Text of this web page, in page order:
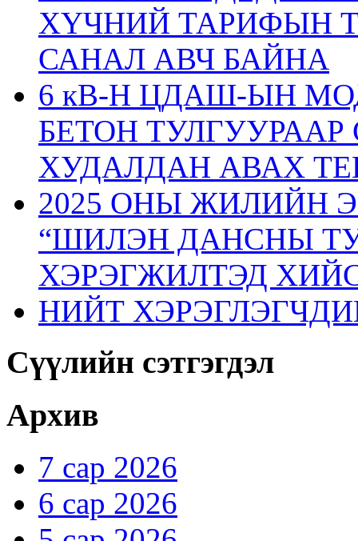
ХҮЧНИЙ ТАРИФЫН
САНАЛ АВЧ БАЙНА
6 кВ-Н ЦДАШ-ЫН
БЕТОН
ХУДАЛДАН АВАХ
2025 ОНЫ ЖИЛИЙН
“ШИЛЭН ДАНСНЫ
ХЭРЭГЖИЛТЭД
НИЙТ
Сүүлийн сэтгэгдэл
Архив
7 сар 2026
6 сар 2026